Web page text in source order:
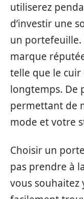
utiliserez
d’investir une
un portefeuille.
marque
telle que le
longtemps. De
permettant de
mode et votre
Choisir un
pas prendre à
vous souhaitez